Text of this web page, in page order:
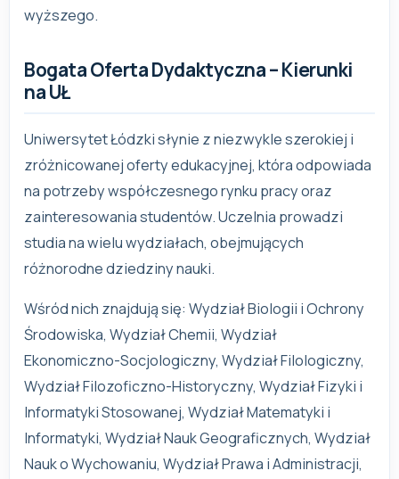
wyższego.
Bogata Oferta Dydaktyczna – Kierunki
na UŁ
Uniwersytet Łódzki słynie z niezwykle szerokiej i
zróżnicowanej oferty edukacyjnej, która odpowiada
na potrzeby współczesnego rynku pracy oraz
zainteresowania studentów. Uczelnia prowadzi
studia na wielu wydziałach, obejmujących
różnorodne dziedziny nauki.
Wśród nich znajdują się: Wydział Biologii i Ochrony
Środowiska, Wydział Chemii, Wydział
Ekonomiczno-Socjologiczny, Wydział Filologiczny,
Wydział Filozoficzno-Historyczny, Wydział Fizyki i
Informatyki Stosowanej, Wydział Matematyki i
Informatyki, Wydział Nauk Geograficznych, Wydział
Nauk o Wychowaniu, Wydział Prawa i Administracji,